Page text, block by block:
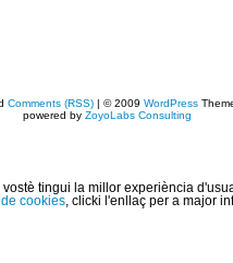
Comments (RSS) | © 2009WordPress
powered byZoyoLabs Consulting
tingui la millor experiència
cookies , clicki l'enllaç per a major